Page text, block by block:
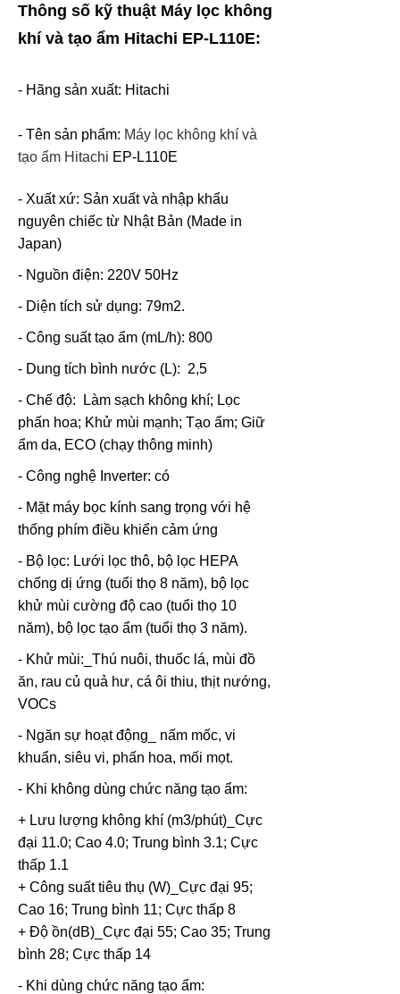
Thông số kỹ thuật Máy lọc không
khí và tạo ẩm Hitachi EP-L110E:
- Hãng sản xuất: Hitachi
- Tên sản phẩm: Máy lọc không khí và
tạo ẩm Hitachi EP-L110E
- Xuất xứ: Sản xuất và nhập khẩu
nguyên chiếc từ Nhật Bản (Made in
Japan)
- Nguồn điện: 220V 50Hz
- Diện tích sử dụng: 79m2.
- Công suất tạo ẩm (mL/h): 800
- Dung tích bình nước (L): 2,5
- Chế độ: Làm sạch không khí; Lọc
phấn hoa; Khử mùi mạnh; Tạo ẩm; Giữ
ẩm da, ECO (chạy thông minh)
- Công nghệ Inverter: có
- Mặt máy bọc kính sang trọng với hệ
thống phím điều khiển cảm ứng
- Bộ lọc: Lưới lọc thô, bộ lọc HEPA
chống dị ứng (tuổi thọ 8 năm), bộ lọc
khử mùi cường độ cao (tuổi thọ 10
năm), bộ lọc tạo ẩm (tuổi thọ 3 năm).
- Khử mùi:_Thú nuôi, thuốc lá, mùi đồ
ăn, rau củ quả hư, cá ôi thiu, thịt nướng,
VOCs
- Ngăn sự hoạt động_ nấm mốc, vi
khuẩn, siêu vi, phấn hoa, mối mọt.
- Khi không dùng chức năng tạo ẩm:
+ Lưu lượng không khí (m3/phút)_Cực
đại 11.0; Cao 4.0; Trung bình 3.1; Cực
thấp 1.1
+ Công suất tiêu thụ (W)_Cực đại 95;
Cao 16; Trung bình 11; Cực thấp 8
+ Độ ồn(dB)_Cực đại 55; Cao 35; Trung
bình 28; Cực thấp 14
- Khi dùng chức năng tạo ẩm: